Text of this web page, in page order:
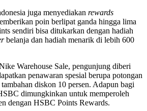
juga menyediakan rewards
poin berlipat ganda hingga lima
sendiri bisa ditukarkan dengan hadiah
belanja dan hadiah menarik di lebih 600
Warehouse Sale, pengunjung diberi
penawaran spesial berupa potongan
diskon 10 persen. Adapun bagi
dimungkinkan untuk memperoleh
dengan HSBC Points Rewards.